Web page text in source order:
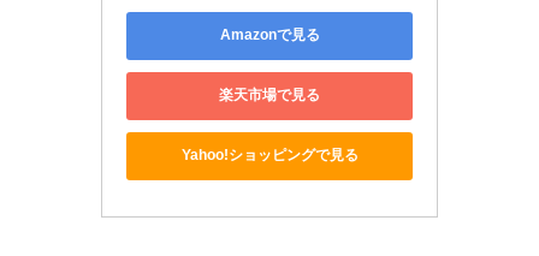
Amazonで見る
楽天市場で見る
Yahoo!ショッピングで見る